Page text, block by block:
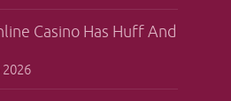
Casino Has Huff And